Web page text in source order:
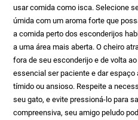
usar comida como isca. Selecione
úmida com um aroma forte que
a comida perto dos esconderijos
a uma área mais aberta. O cheiro
fora de seu esconderijo e de volta
essencial ser paciente e dar espaço
tímido ou ansioso. Respeite a
seu gato, e evite pressioná-lo para
compreensiva, seu amigo peludo